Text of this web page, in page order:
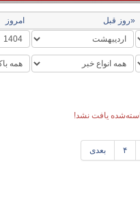
«روز قبل امروز
یافت نشد!
۴ بعدی